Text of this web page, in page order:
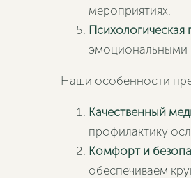
мероприятиях.
Психологическая
эмоциональными
Наши особенности
Качественный
профилактику
Комфорт и
обеспечиваем